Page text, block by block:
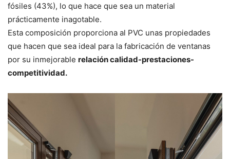
fósiles (43%), lo que hace que sea un material
prácticamente inagotable.
Esta composición proporciona al PVC unas propiedades
que hacen que sea ideal para la fabricación de ventanas
por su inmejorable relación calidad-prestaciones-
competitividad.